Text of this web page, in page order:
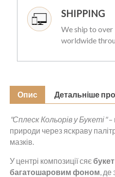
SHIPPING
We ship to
worldwide
Опис Детальніше
"Сплеск Кольорів у Букеті"–
природи через яскраву
мазків.
У центрі композиції сяєбукет
багатошаровим фоном, де